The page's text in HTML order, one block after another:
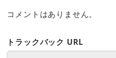
コメントはありません。
トラックバック URL